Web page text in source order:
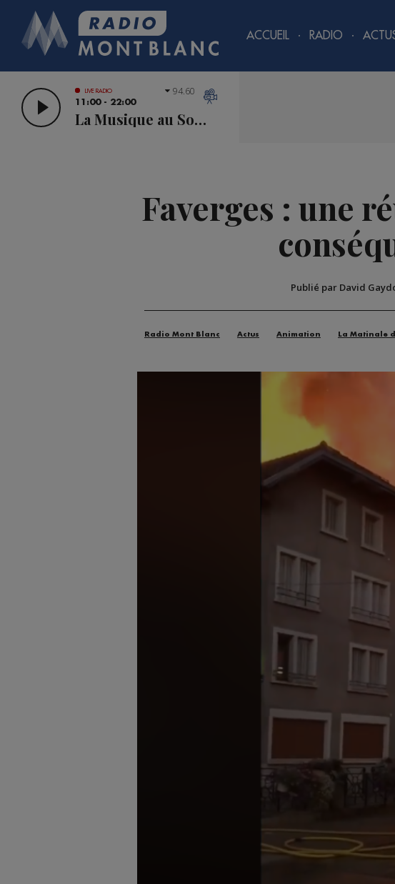
ACCUEIL RADIO
LIVE RADIO
11:00 - 22:00
La Musique au Sommet
94.60
Faverges : une
Publié par David
Radio Mont Blanc Actus Animation La Matinale